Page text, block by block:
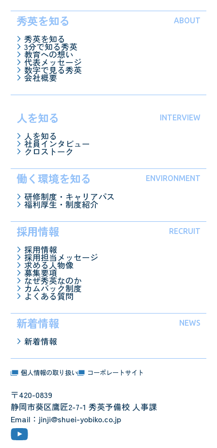
個人情報の取り扱い コーポレートサイト
〒420-0839
静岡市葵区鷹匠2-7-1 秀英予備校 人事課
Email：jinji@shuei-yobiko.co.jp
秀英を知る ABOUT
秀英を知る
3分で知る秀英
教育への想い
代表メッセージ
数字で見る秀英
会社概要
人を知る INTERVIEW
人を知る
社員インタビュー
クロストーク
働く環境を知る ENVIRONMENT
研修制度・キャリアパス
福利厚生・制度紹介
採用情報 RECRUIT
採用情報
採用担当メッセージ
求める人物像
募集要項
なぜ秀英なのか
カムバック制度
よくある質問
新着情報 NEWS
新着情報